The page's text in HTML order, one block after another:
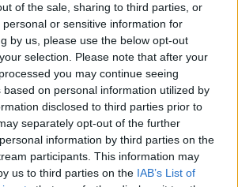
of the sale, sharing to third parties, or
or sensitive information for
by us, please use the below opt-out
selection. Please note that after your
you may continue seeing
based on personal information utilized by
disclosed to third parties prior to
separately opt-out of the further
information by third parties on the
participants. This information may
us to third parties on the IAB’s List of
φοιτητές που είναι
προγράμματα σπουδών πρώτου
Εκπαιδευτικών Ιδρυμάτων
αναπηρίασε
της ανώτατης
και δεν διαγράφονται
συμπλήρωσή της.